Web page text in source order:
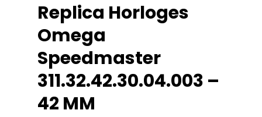
Replica Horloges
Omega
Speedmaster
311.32.42.30.04.003 –
42 MM